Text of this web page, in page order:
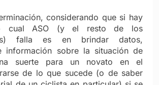
considerando que si hay
cual ASO (y el resto de los
falla es en brindar datos,
información sobre la situación de
suerte para un novato en el
de lo que sucede (o de saber